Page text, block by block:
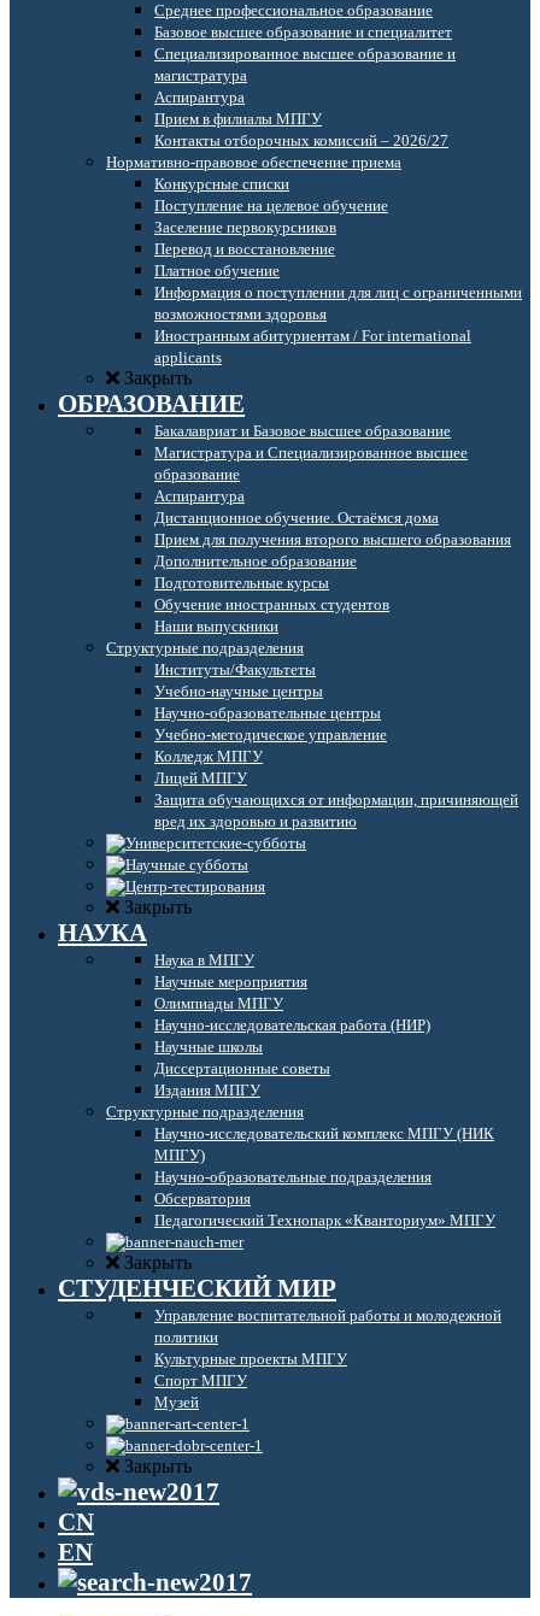
Среднее профессиональное образование
Базовое высшее образование и специалитет
Специализированное высшее образование и
магистратура
Аспирантура
Прием в филиалы МПГУ
Контакты отборочных комиссий – 2026/27
Нормативно-правовое обеспечение приема
Конкурсные списки
Поступление на целевое обучение
Заселение первокурсников
Перевод и восстановление
Платное обучение
Информация о поступлении для лиц с ограниченными
возможностями здоровья
Иностранным абитуриентам / For international
applicants
Закрыть
ОБРАЗОВАНИЕ
Бакалавриат и Базовое высшее образование
Магистратура и Специализированное высшее
образование
Аспирантура
Дистанционное обучение. Остаёмся дома
Прием для получения второго высшего образования
Дополнительное образование
Подготовительные курсы
Обучение иностранных студентов
Наши выпускники
Структурные подразделения
Институты/Факультеты
Учебно-научные центры
Научно-образовательные центры
Учебно-методическое управление
Колледж МПГУ
Лицей МПГУ
Защита обучающихся от информации, причиняющей
вред их здоровью и развитию
Закрыть
НАУКА
Наука в МПГУ
Научные мероприятия
Олимпиады МПГУ
Научно-исследовательская работа (НИР)
Научные школы
Диссертационные советы
Издания МПГУ
Структурные подразделения
Научно-исследовательский комплекс МПГУ (НИК
МПГУ)
Научно-образовательные подразделения
Обсерватория
Педагогический Технопарк «Кванториум» МПГУ
Закрыть
СТУДЕНЧЕСКИЙ МИР
Управление воспитательной работы и молодежной
политики
Культурные проекты МПГУ
Спорт МПГУ
Музей
Закрыть
CN
EN